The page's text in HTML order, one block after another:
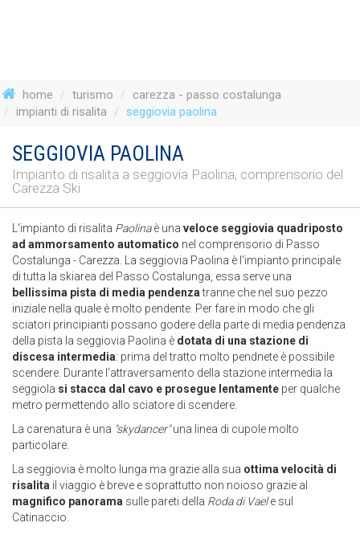
home turismo
carezza - passo costalunga
impianti di risalita
seggiovia paolina
SEGGIOVIA PAOLINA
Impianto di risalita a seggiovia Paolina, comprensorio del
Carezza Ski
L'impianto di risalita Paolinaè una veloce seggiovia quadriposto
ad ammorsamento automatico nel comprensorio di Passo
Costalunga - Carezza. La seggiovia Paolina è l'impianto principale
di tutta la skiarea del Passo Costalunga, essa serve una
bellissima pista di media pendenzatranne che nel suo pezzo
iniziale nella quale è molto pendente. Per fare in modo che gli
sciatori principianti possano godere della parte di media pendenza
della pista la seggiovia Paolina è dotata di una stazione di
discesa intermedia: prima del tratto molto pendnete è possibile
scendere. Durante l'attraversamento della stazione intermedia la
seggiola si stacca dal cavo e prosegue lentamente per qualche
metro permettendo allo sciatore di scendere.
La carenatura è una "skydancer"una linea di cupole molto
particolare.
La seggiovia è molto lunga ma grazie alla sua ottima velocità di
risalita il viaggio è breve e soprattutto non noioso grazie al
magnifico panorama sulle pareti della Roda di Vaele sul
Catinaccio.